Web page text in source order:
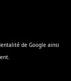
de Google ainsi